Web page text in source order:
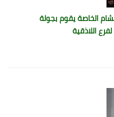
الخاصة يقوم بجولة
اللاذقية